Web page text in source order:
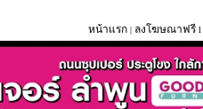
หน้าแรก | ลงโฆษณาฟรี l